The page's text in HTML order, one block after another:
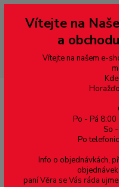
--- pro zákazníky ze Slovenska
přepněte si e-shop na euro
dobírky – pokud si z
domluvě zaslána znovu s
případě bude zrušena a
Vítejte na
a
Vítejte na našem e-
Po - Pá
So
Po
Info o objednávkách,
paní Věra se Vás ráda